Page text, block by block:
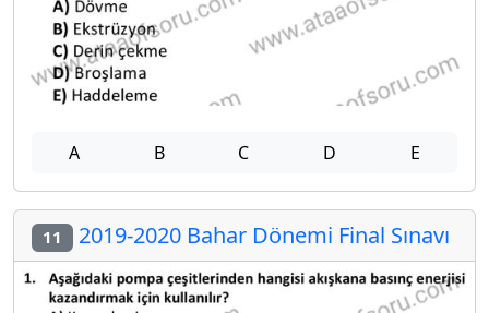
A B C D E
11 2019-2020 Bahar Dönemi Final Sınavı